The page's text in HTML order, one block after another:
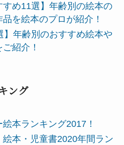
すめ11選】年齢別の絵本の
を絵本のプロが紹介！
】年齢別のおすすめ絵本や
紹介！
ング
本ランキング2017！
本・児童書2020年間ラン